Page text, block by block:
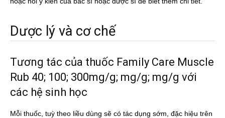
Dược lý và cơ chế
Tương tác của thuốc Family Care Muscle
Rub 40; 100; 300mg/g; mg/g; mg/g với
các hệ sinh học
Mỗi thuốc, tuỳ theo liều dùng sẽ có tác dụng sớm, đặc hiệu trên